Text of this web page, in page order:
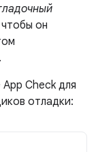
он
Check для
отладки: